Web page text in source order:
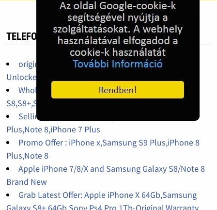
TELEFON HIRDETÉS
original iPhone 14pro,14promax,13pro factory
Unlocked
Wholesales iPhone X 64Gb,256Gb,Galaxy
S8,S8+,S9,S9+,Galaxy J7 Pro Factory Unlocked
Selling Original : Samsung S9 Plus,iPhone x,S8
Plus,Note 8,iPhone 7 Plus
Promo Offer : iPhone x,Samsung S9 Plus,iPhone 8
Plus,Note 8
Apple iPhone 7/8/X and Samsung Galaxy S8/Note 8
Brand New
Grab Latest Offer: Apple iPhone X 64Gb,Samsung
Galaxy S8+ 64Gb,Sony Ps4 Pro 1Tb-Original,Warranty